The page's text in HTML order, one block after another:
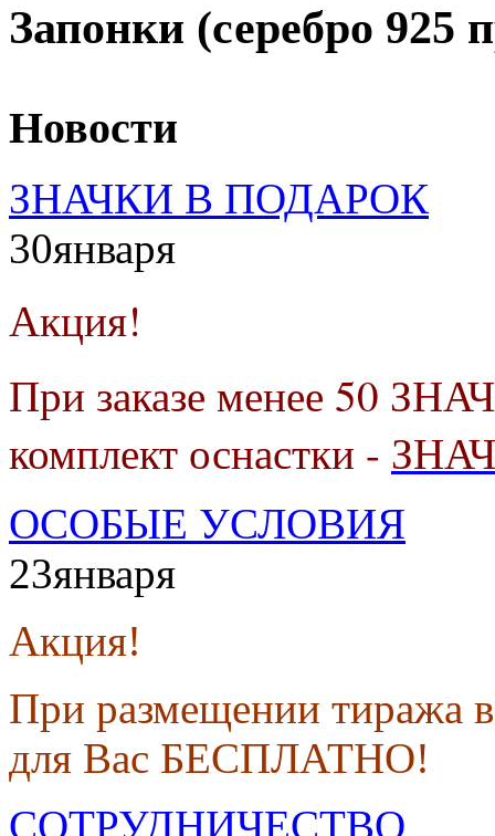
Запонки (серебро 925
Новости
ЗНАЧКИ В ПОДАРОК
30января
Акция!
При заказе менее 50
комплект оснастки -
ОСОБЫЕ УСЛОВИЯ
23января
Акция!
При размещении тиража
для Вас БЕСПЛАТНО!
СОТРУДНИЧЕСТВО